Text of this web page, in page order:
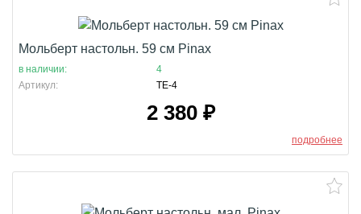
Мольберт настольн. 59 см Pinax
в наличии:
4
Артикул:
TE-4
2 380 ₽
подробнее